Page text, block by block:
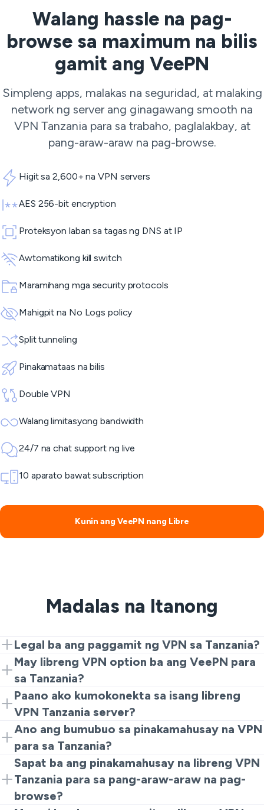
Walang hassle na pag-
browse sa maximum na bilis
gamit ang VeePN
Simpleng apps, malakas na seguridad, at malaking
network ng server ang ginagawang smooth na
VPN Tanzania para sa trabaho, paglalakbay, at
pang-araw-araw na pag-browse.
Higit sa 2,600+ na VPN servers
AES 256-bit encryption
Proteksyon laban sa tagas ng DNS at IP
Awtomatikong kill switch
Maramihang mga security protocols
Mahigpit na No Logs policy
Split tunneling
Pinakamataas na bilis
Double VPN
Walang limitasyong bandwidth
24/7 na chat support ng live
10 aparato bawat subscription
Kunin ang VeePN nang Libre
Madalas na Itanong
Legal ba ang paggamit ng VPN sa Tanzania?
Para sa karamihan ng mga gumagamit, maayos lang na
gumamit ng VPN Tanzania para sa privacy. Siguraduhin
lamang na sinusunod mo ang mga lokal na batas at
hindi lumalabag sa batas.
May libreng VPN option ba ang VeePN para
sa Tanzania?
Oo. Maaari mong gamitin ang isang Tanzania VPN na
available nang libre gamit ang Chrome extension at
subukan ang magaan na pag-browse at pag-check ng
mga bagay.
Paano ako kumokonekta sa isang libreng
VPN Tanzania server?
I-install ang VeePN. Pagkatapos ay buksan ang
extension o app. Pumili ng libreng VPN Tanzania server
at I-tap ang kumonekta.
Ano ang bumubuo sa pinakamahusay na VPN
para sa Tanzania?
Maaari mong tingnan ang malakas na encryption,
malinaw na No-logs policy, matatag na bilis ng
koneksyon at madaling gamitin na mga app. Iyan ang
dahilan kung bakit marami sa mga gumagamit ang
Sapat ba ang pinakamahusay na libreng VPN
Tanzania para sa pang-araw-araw na pag-
browse?